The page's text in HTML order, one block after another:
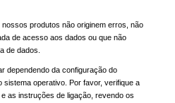
produtos não originem erros, não
de acesso aos dados ou que não
de dados.
dependendo da configuração do
sistema operativo. Por favor, verifique a
as instruções de ligação, revendo os